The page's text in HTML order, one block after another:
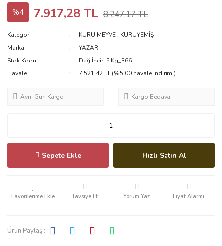
%4 7.917,28 TL 8.247,17 TL
Kategori KURU MEYVE , KURUYEMİŞ
Marka
YAZAR
Stok Kodu
Dağ İnciri 5 Kg_366
Havale
7.521,42 TL (%5,00 havale indirimi)
Aynı Gün Kargo Kargo Bedava
Sepete Ekle Hızlı Satın Al
Tavsiye Et Yorum Yaz Fiyat Alarmı
Ürün Paylaş :